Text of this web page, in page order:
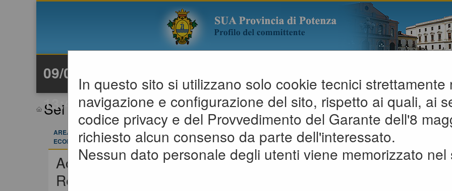
09/08/2026
13:47
Sei qui: Home»Informazioni»Privacy
In questo sito si utilizzano solo cookie tecnici strettamente
navigazione e configurazione del sito, rispetto ai quali, ai
codice privacy e del Provvedimento del Garante dell'8
richiesto alcun consenso da parte dell'interessato.
Nessun dato personale degli utenti viene memorizzato
AREA RISERVATA OPERATORE
ECONOMICO
Accedi -
Registrati
PRIVACY POLICY -
SENSI DEL DLGS 196/2003